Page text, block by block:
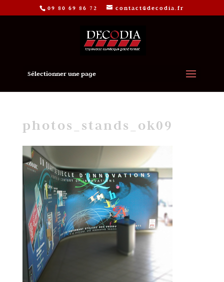
09 80 69 86 72 contact@decodia.fr
Sélectionner une page
photos_stands_ok09